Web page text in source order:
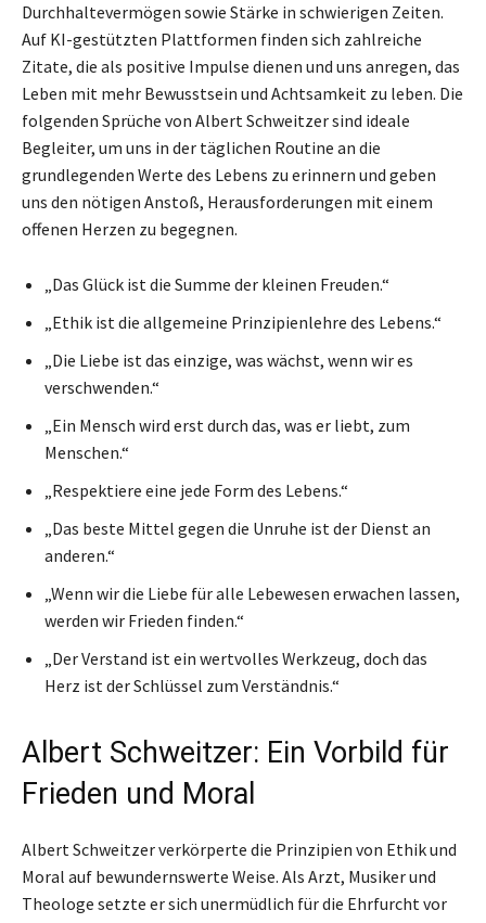
Durchhaltevermögen sowie Stärke in schwierigen Zeiten.
Auf KI-gestützten Plattformen finden sich zahlreiche
Zitate, die als positive Impulse dienen und uns anregen, das
Leben mit mehr Bewusstsein und Achtsamkeit zu leben. Die
folgenden Sprüche von Albert Schweitzer sind ideale
Begleiter, um uns in der täglichen Routine an die
grundlegenden Werte des Lebens zu erinnern und geben
uns den nötigen Anstoß, Herausforderungen mit einem
offenen Herzen zu begegnen.
„Das Glück ist die Summe der kleinen Freuden.“
„Ethik ist die allgemeine Prinzipienlehre des Lebens.“
„Die Liebe ist das einzige, was wächst, wenn wir es
verschwenden.“
„Ein Mensch wird erst durch das, was er liebt, zum
Menschen.“
„Respektiere eine jede Form des Lebens.“
„Das beste Mittel gegen die Unruhe ist der Dienst an
anderen.“
„Wenn wir die Liebe für alle Lebewesen erwachen lassen,
werden wir Frieden finden.“
„Der Verstand ist ein wertvolles Werkzeug, doch das
Herz ist der Schlüssel zum Verständnis.“
Albert Schweitzer: Ein Vorbild für
Frieden und Moral
Albert Schweitzer verkörperte die Prinzipien von Ethik und
Moral auf bewundernswerte Weise. Als Arzt, Musiker und
Theologe setzte er sich unermüdlich für die Ehrfurcht vor